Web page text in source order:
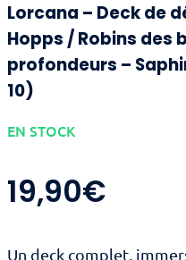
Lorcana – Deck de
Hopps / Robins des
profondeurs –
10)
EN STOCK
19,90€
Un deck complet,